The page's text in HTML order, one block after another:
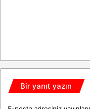
Bir yanıt yazın